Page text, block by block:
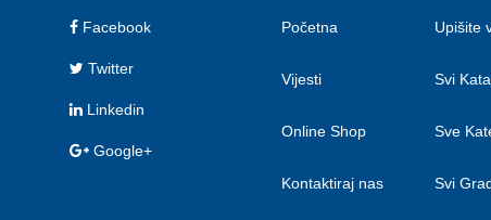
Facebook
Twitter
Linkedin
Google+
Početna
Vijesti
Online Shop
Kontaktiraj nas
Upišite
Svi
Sve
Svi